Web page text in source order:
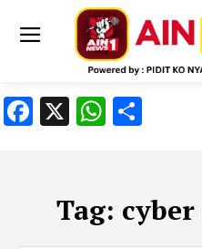
Facebook
X
Tag: